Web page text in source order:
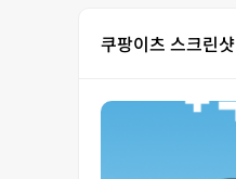
쿠팡이츠 스크린샷